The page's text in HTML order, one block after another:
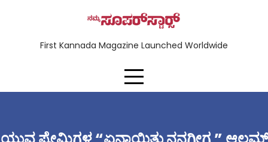
First Kannada Magazine Launched Worldwide